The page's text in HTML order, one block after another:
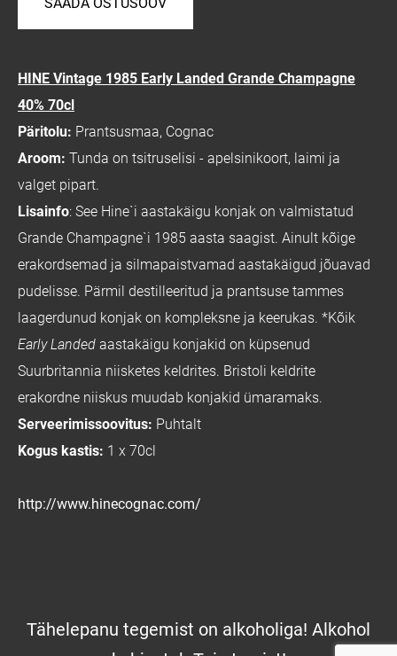
HINE Vintage 1985 Early Landed Grande Champagne
40% 70cl
Päritolu: Prantsusmaa, Cognac
Aroom: Tunda on tsitruselisi - apelsinikoort, laimi ja
valget pipart.
Lisainfo: See Hine`i aastakäigu konjak on valmistatud
Grande Champagne`i 1985 aasta saagist. Ainult kõige
erakordsemad ja silmapaistvamad aastakäigud jõuavad
pudelisse. Pärmil destilleeritud ja prantsuse tammes
laagerdunud konjak on kompleksne ja keerukas. *Kõik
Early Landed aastakäigu konjakid on küpsenud
Suurbritannia niisketes keldrites. Bristoli keldrite
erakordne niiskus muudab konjakid ümaramaks.
Serveerimissoovitus: Puhtalt
Kogus kastis: 1 x 70cl
http://www.hinecognac.com/
Tähelepanu tegemist on alkoholiga! Alkohol